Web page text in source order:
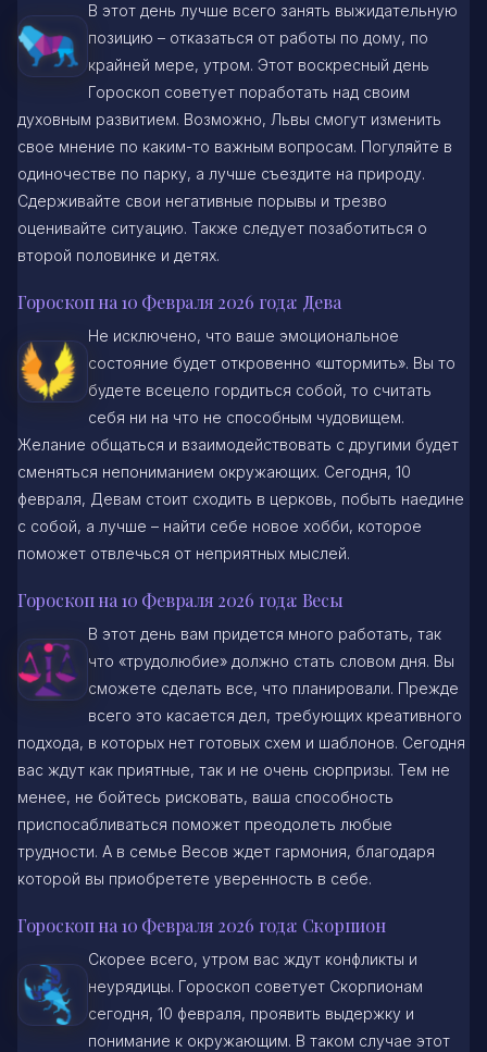
В этот день лучше всего занять выжидательную
позицию – отказаться от работы по дому, по
крайней мере, утром. Этот воскресный день
Гороскоп советует поработать над своим
духовным развитием. Возможно, Львы смогут изменить
свое мнение по каким-то важным вопросам. Погуляйте в
одиночестве по парку, а лучше съездите на природу.
Сдерживайте свои негативные порывы и трезво
оценивайте ситуацию. Также следует позаботиться о
второй половинке и детях.
Гороскоп на 10 Февраля 2026 года: Дева
Не исключено, что ваше эмоциональное
состояние будет откровенно «штормить». Вы то
будете всецело гордиться собой, то считать
себя ни на что не способным чудовищем.
Желание общаться и взаимодействовать с другими будет
сменяться непониманием окружающих. Сегодня, 10
февраля, Девам стоит сходить в церковь, побыть наедине
с собой, а лучше – найти себе новое хобби, которое
поможет отвлечься от неприятных мыслей.
Гороскоп на 10 Февраля 2026 года: Весы
В этот день вам придется много работать, так
что «трудолюбие» должно стать словом дня. Вы
сможете сделать все, что планировали. Прежде
всего это касается дел, требующих креативного
подхода, в которых нет готовых схем и шаблонов. Сегодня
вас ждут как приятные, так и не очень сюрпризы. Тем не
менее, не бойтесь рисковать, ваша способность
приспосабливаться поможет преодолеть любые
трудности. А в семье Весов ждет гармония, благодаря
которой вы приобретете уверенность в себе.
Гороскоп на 10 Февраля 2026 года: Скорпион
Скорее всего, утром вас ждут конфликты и
неурядицы. Гороскоп советует Скорпионам
сегодня, 10 февраля, проявить выдержку и
понимание к окружающим. В таком случае этот